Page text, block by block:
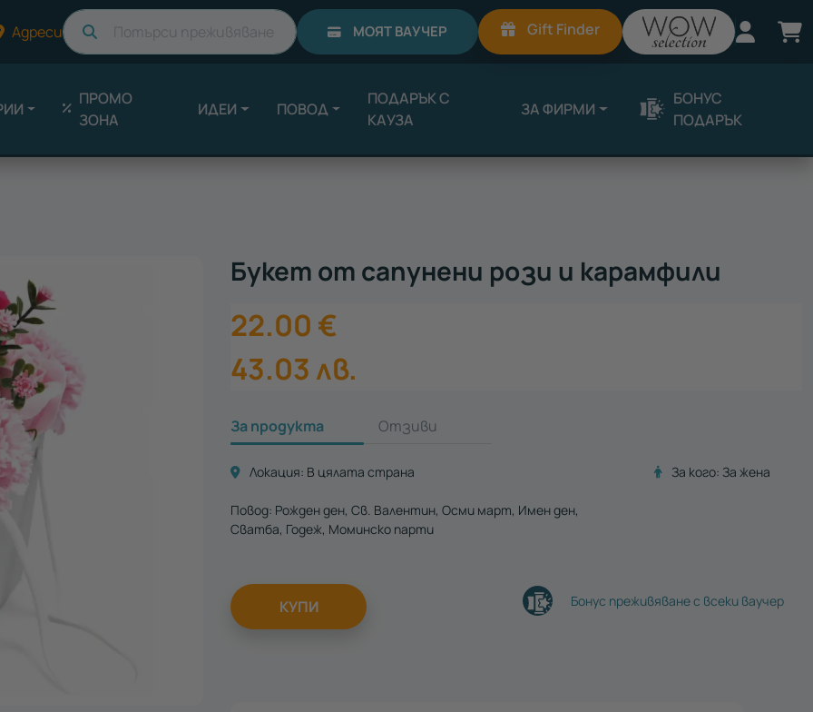
Адреси Търси МОЯТ ВАУЧЕР Gift Finder Вход
ПРОМО
ЗОНА
ИДЕИ ПОВОД
ПОДАРЪК С
КАУЗА
ЗА ФИРМИ
БОНУС
ПОДАРЪК
Букет от сапунени рози и карамфили
22.00 €
43.03 лв.
За продукта Отзиви
Локация: В цялата страна За кого: За жена
Повод: Рожден ден Св. Валентин Осми март Имен ден
Сватба Годеж Моминско парти
КУПИ Бонус преживяване с всеки ваучер